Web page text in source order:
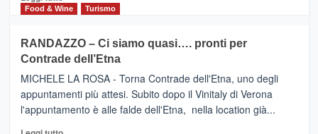
nella
classifica
FOUR
IL
NUOVO
SUMMER
CLUB
di
VIAGRANDE
(Ct)
–
Benanti
presenta
“Vino
&
Food & Wine Turismo
RANDAZZO – Ci siamo quasi…. pronti per
Contrade dell’Etna
MICHELE LA ROSA - Torna Contrade dell'Etna, uno degli
appuntamenti più attesi. Subito dopo il Vinitaly di Verona
l'appuntamento è alle falde dell'Etna, nella location già...
Leggi